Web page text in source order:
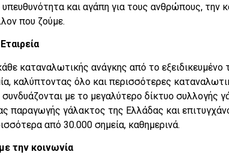
και αγάπη για τους ανθρώπους, την
που ζούμε.
καταναλωτικής ανάγκης από το εξειδικευμένο
καλύπτοντας όλο και περισσότερες
με το μεγαλύτερο δίκτυο συλλογής
γάλακτος της Ελλάδας και
από 30.000 σημεία, καθημερινά.
την κοινωνία